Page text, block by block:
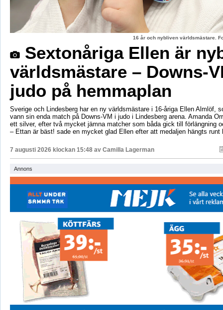
16 år och nybliven världsmästare.
Sextonåriga Ellen är
världsmästare – Downs-
judo på hemmaplan
Sverige och Lindesberg har en ny världsmästare i 16-åriga Ellen Almlöf,
vann sin enda match på Downs-VM i judo i Lindesberg arena. Amanda
ett silver, efter två mycket jämna matcher som båda gick till förlängning
– Ettan är bäst! sade en mycket glad Ellen efter att medaljen hängts runt
7 augusti 2026 klockan 15:48 av Camilla Lagerman
Annons